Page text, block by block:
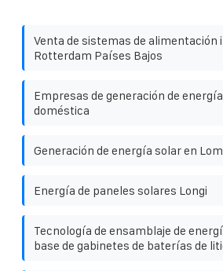
Venta de sistemas de alimentación
Rotterdam Países Bajos
Empresas de generación de
doméstica
Generación de energía solar en
Energía de paneles solares Longi
Tecnología de ensamblaje de
base de gabinetes de baterías de